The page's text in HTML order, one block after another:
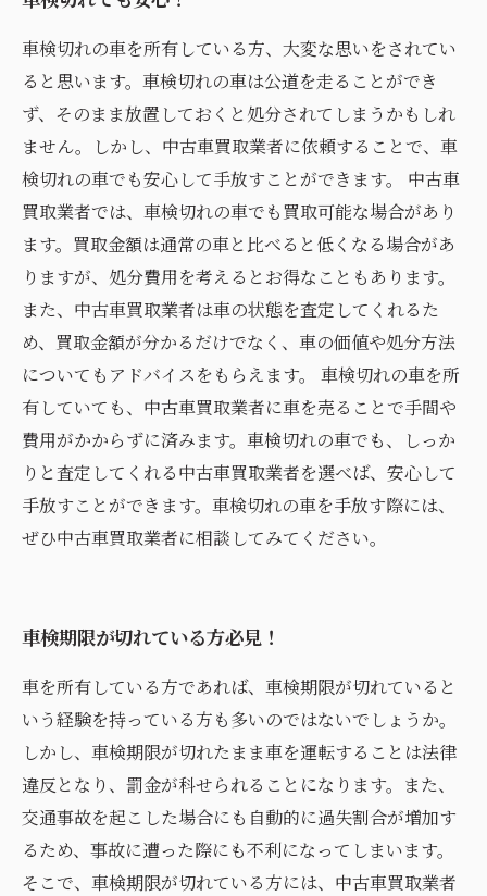
車検切れの車を所有している方、大変な思いをされてい
ると思います。車検切れの車は公道を走ることができ
ず、そのまま放置しておくと処分されてしまうかもしれ
ません。しかし、中古車買取業者に依頼することで、車
検切れの車でも安心して手放すことができます。 中古車
買取業者では、車検切れの車でも買取可能な場合があり
ます。買取金額は通常の車と比べると低くなる場合があ
りますが、処分費用を考えるとお得なこともあります。
また、中古車買取業者は車の状態を査定してくれるた
め、買取金額が分かるだけでなく、車の価値や処分方法
についてもアドバイスをもらえます。 車検切れの車を所
有していても、中古車買取業者に車を売ることで手間や
費用がかからずに済みます。車検切れの車でも、しっか
りと査定してくれる中古車買取業者を選べば、安心して
手放すことができます。車検切れの車を手放す際には、
ぜひ中古車買取業者に相談してみてください。
車検期限が切れている方必見！
車を所有している方であれば、車検期限が切れていると
いう経験を持っている方も多いのではないでしょうか。
しかし、車検期限が切れたまま車を運転することは法律
違反となり、罰金が科せられることになります。また、
交通事故を起こした場合にも自動的に過失割合が増加す
るため、事故に遭った際にも不利になってしまいます。
そこで、車検期限が切れている方には、中古車買取業者